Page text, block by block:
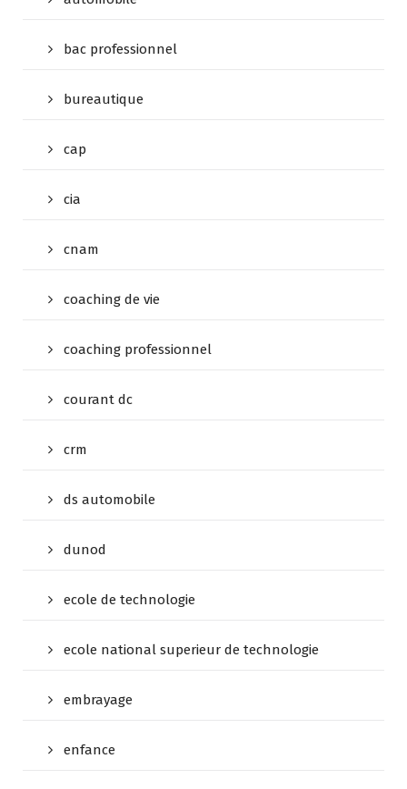
bac professionnel
bureautique
cap
cia
cnam
coaching de vie
coaching professionnel
courant dc
crm
ds automobile
dunod
ecole de technologie
ecole national superieur de technologie
embrayage
enfance